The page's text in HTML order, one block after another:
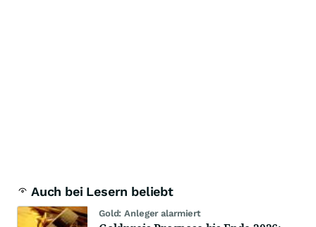
Auch bei Lesern beliebt
Gold: Anleger alarmiert